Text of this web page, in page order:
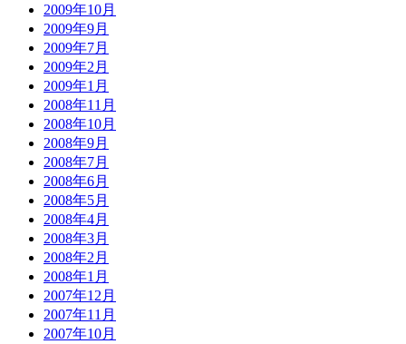
2009年10月
2009年9月
2009年7月
2009年2月
2009年1月
2008年11月
2008年10月
2008年9月
2008年7月
2008年6月
2008年5月
2008年4月
2008年3月
2008年2月
2008年1月
2007年12月
2007年11月
2007年10月